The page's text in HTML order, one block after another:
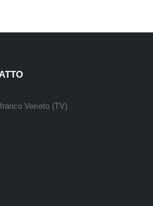
Veneto (TV)